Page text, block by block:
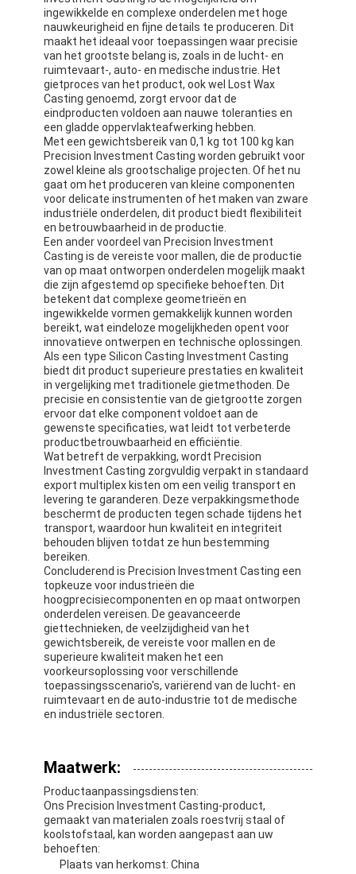
Fabrieksreis
Kwaliteitscontrole
Contacteer ons
Zelfklevende Isolatieband
De Isolatieband van de glasdoek
Hittebestendige Isolatieband
De Plakband van de glasdoek
De Plakband van de Polyimidefilm
Aluminiumfolie Plakband
De Doekband van het aluminiumfolieglas
Folie Onder ogen gezien Kraftpapier-Document
De Doek van de aluminiumfolieglasvezel
De Band van het foliegrof linnen
De Band van de doekbuis
Tweezijdige Plakband
HUISDIEREN Plakband
Het Afgietsel van de precisieinvestering
Elektrische isolatieplaat
ingewikkelde en complexe onderdelen met hoge
nauwkeurigheid en fijne details te produceren. Dit
maakt het ideaal voor toepassingen waar precisie
van het grootste belang is, zoals in de lucht- en
ruimtevaart-, auto- en medische industrie. Het
gietproces van het product, ook wel Lost Wax
Casting genoemd, zorgt ervoor dat de
eindproducten voldoen aan nauwe toleranties en
een gladde oppervlakteafwerking hebben.
Met een gewichtsbereik van 0,1 kg tot 100 kg kan
Precision Investment Casting worden gebruikt voor
zowel kleine als grootschalige projecten. Of het nu
gaat om het produceren van kleine componenten
voor delicate instrumenten of het maken van zware
industriële onderdelen, dit product biedt flexibiliteit
en betrouwbaarheid in de productie.
Een ander voordeel van Precision Investment
Casting is de vereiste voor mallen, die de productie
van op maat ontworpen onderdelen mogelijk maakt
die zijn afgestemd op specifieke behoeften. Dit
betekent dat complexe geometrieën en
ingewikkelde vormen gemakkelijk kunnen worden
bereikt, wat eindeloze mogelijkheden opent voor
innovatieve ontwerpen en technische oplossingen.
Als een type Silicon Casting Investment Casting
biedt dit product superieure prestaties en kwaliteit
in vergelijking met traditionele gietmethoden. De
precisie en consistentie van de gietgrootte zorgen
ervoor dat elke component voldoet aan de
gewenste specificaties, wat leidt tot verbeterde
productbetrouwbaarheid en efficiëntie.
Wat betreft de verpakking, wordt Precision
Investment Casting zorgvuldig verpakt in standaard
export multiplex kisten om een veilig transport en
levering te garanderen. Deze verpakkingsmethode
beschermt de producten tegen schade tijdens het
transport, waardoor hun kwaliteit en integriteit
behouden blijven totdat ze hun bestemming
bereiken.
Concluderend is Precision Investment Casting een
topkeuze voor industrieën die
hoogprecisiecomponenten en op maat ontworpen
onderdelen vereisen. De geavanceerde
giettechnieken, de veelzijdigheid van het
gewichtsbereik, de vereiste voor mallen en de
superieure kwaliteit maken het een
voorkeursoplossing voor verschillende
toepassingsscenario's, variërend van de lucht- en
ruimtevaart en de auto-industrie tot de medische
en industriële sectoren.
Maatwerk:
Productaanpassingsdiensten:
Ons Precision Investment Casting-product,
gemaakt van materialen zoals roestvrij staal of
koolstofstaal, kan worden aangepast aan uw
behoeften:
Plaats van herkomst: China